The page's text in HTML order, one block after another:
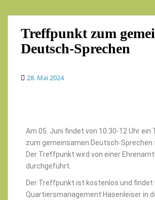
Treffpunkt zum
Deutsch-Sprechen
28. Mai 2024
Am 05. Juni findet von 10:30-12 Uhr
zum gemeinsamen Deutsch-Sprechen
Der Treffpunkt wird von einer
durchgeführt.
Der Treffpunkt ist kostenlos und findet
Quartiersmanagement Hasenleiser in